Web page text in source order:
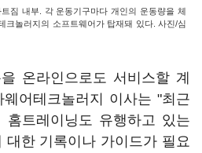
짐 내부. 각 운동기구마다 개인의 운동량을 체
크놀러지의 소프트웨어가 탑재돼 있다. 사진/심
온라인으로도 서비스할 계
어테크놀러지 이사는 "최근
트레이닝도 유행하고 있는
대한 기록이나 가이드가 필요